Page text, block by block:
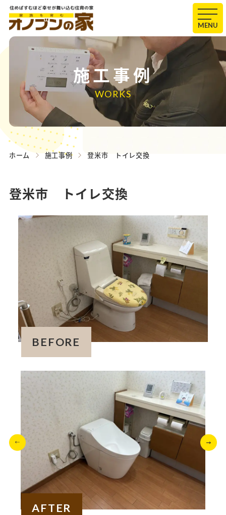
MENU
施工事例
WORKS
ホーム 施工事例 登米市 トイレ交換
登米市 トイレ交換
BEFORE
AFTER